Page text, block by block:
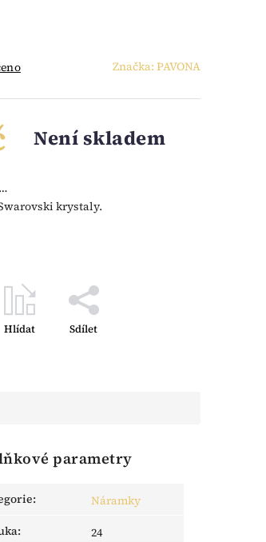
Značka: PAVONA
Není skladem
krystaly.
Hlídat Sdílet
parametry
:
Náramky
:
24